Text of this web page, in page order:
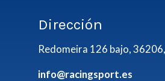
Dirección
Redomeira 126 bajo,
info@racingsport.es